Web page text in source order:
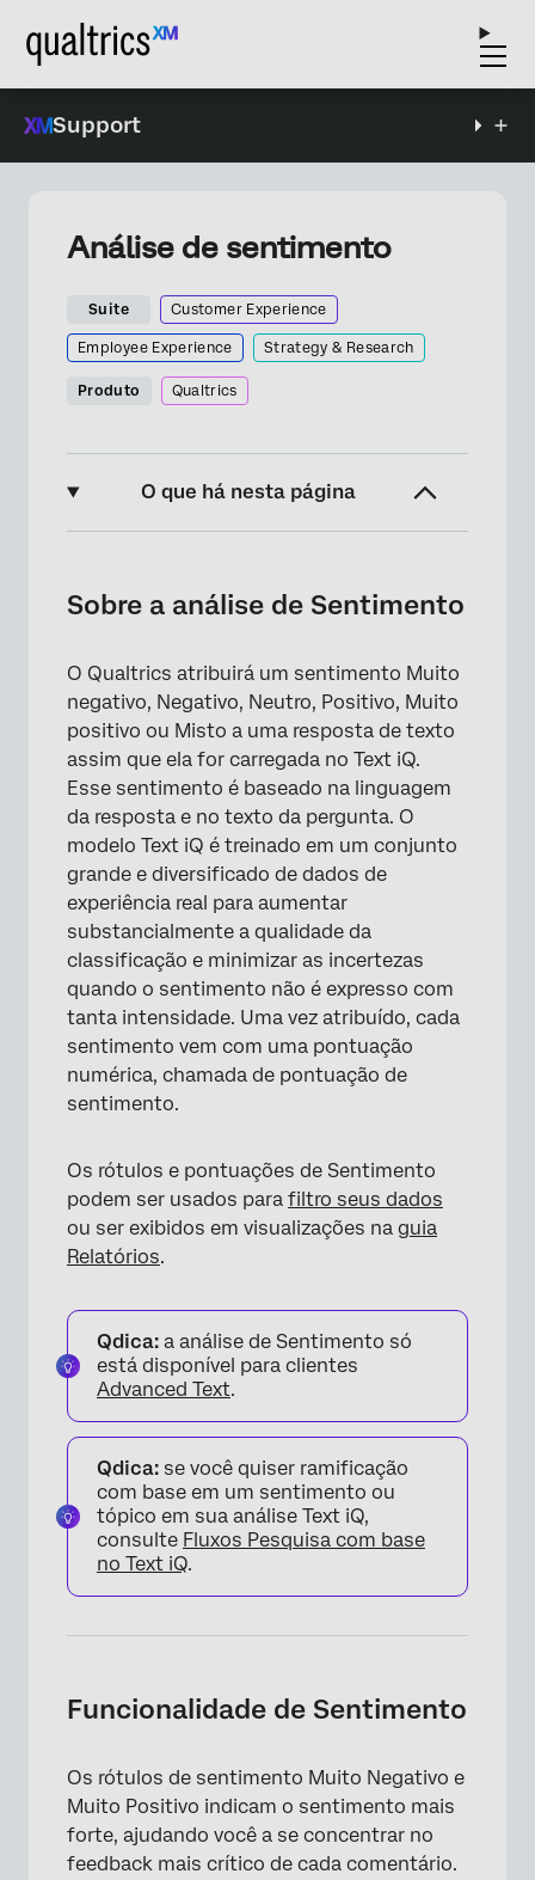
Support
Análise de sentimento
Suite Customer Experience
Employee Experience Strategy & Research
Produto Qualtrics
O que há nesta página
Funcionalidade de Sentimento
Sentimento do tópico
Visualização e mudança de Sentimento
Filtragem por Sentimento
Pontuação de sentimentos
Atualizações do modelo de Sentimento
Sobre a análise de Sentimento
O Qualtrics atribuirá um sentimento Muito
negativo, Negativo, Neutro, Positivo, Muito
positivo ou Misto a uma resposta de texto
assim que ela for carregada no Text iQ.
Esse sentimento é baseado na linguagem
da resposta e no texto da pergunta. O
modelo Text iQ é treinado em um conjunto
grande e diversificado de dados de
experiência real para aumentar
substancialmente a qualidade da
classificação e minimizar as incertezas
quando o sentimento não é expresso com
tanta intensidade. Uma vez atribuído, cada
sentimento vem com uma pontuação
numérica, chamada de pontuação de
sentimento.
Os rótulos e pontuações de Sentimento
podem ser usados para filtro seus dados
ou ser exibidos em visualizações na guia
Relatórios.
Qdica: a análise de Sentimento só
está disponível para clientes
Advanced Text.
Qdica: se você quiser ramificação
com base em um sentimento ou
tópico em sua análise Text iQ,
consulte Fluxos Pesquisa com base
no Text iQ.
Funcionalidade de Sentimento
Os rótulos de sentimento Muito Negativo e
Muito Positivo indicam o sentimento mais
forte, ajudando você a se concentrar no
feedback mais crítico de cada comentário.